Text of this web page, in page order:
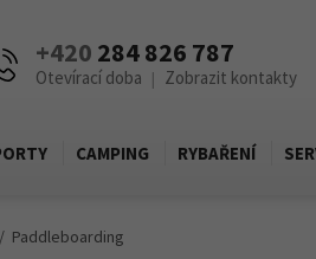
+420 284 826 787
Otevírací doba | Zobrazit kontakty
CAMPING RYBAŘENÍ
Paddleboarding